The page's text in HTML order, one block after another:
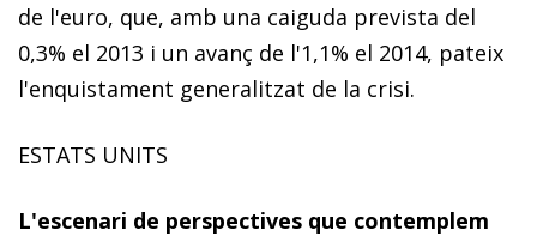
de l'euro, que, amb una caiguda prevista del
0,3% el 2013 i un avanç de l'1,1% el 2014, pateix
l'enquistament generalitzat de la crisi.
ESTATS UNITS
L'escenari de perspectives que contemplem